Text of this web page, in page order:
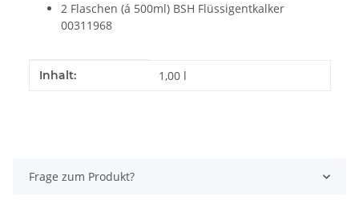
2 Flaschen (á 500ml) BSH Flüssigentkalker
00311968
Produkteigenschaft
Wert
Inhalt: 1,00 l
Frage zum Produkt?